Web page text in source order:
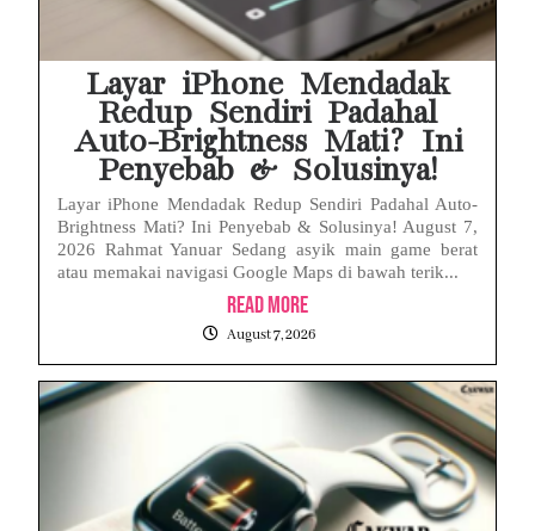
Layar iPhone Mendadak
Redup Sendiri Padahal
Auto-Brightness Mati? Ini
Penyebab & Solusinya!
Layar iPhone Mendadak Redup Sendiri Padahal Auto-
Brightness Mati? Ini Penyebab & Solusinya! August 7,
2026 Rahmat Yanuar Sedang asyik main game berat
atau memakai navigasi Google Maps di bawah terik...
Read More
August 7, 2026